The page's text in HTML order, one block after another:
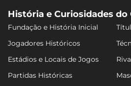
História e Curiosidades do
Fundação e História Inicial
Jogadores Históricos
Estádios e Locais de Jogos
Partidas Históricas